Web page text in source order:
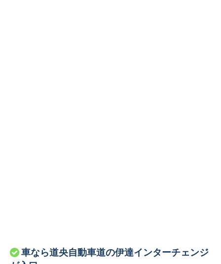
車なら道央自動車道の伊達インターチェンジ